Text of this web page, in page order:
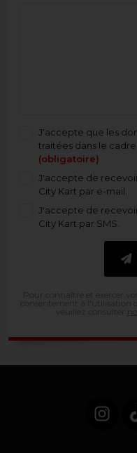
J'accepte que les
traitées dans le
(obligatoire)
J'accepte de
City Kart par e-mail.
J'accepte de
City Kart par SMS.
Pour connaître et exercer
consentement à l'utilisation
veuillez consulter